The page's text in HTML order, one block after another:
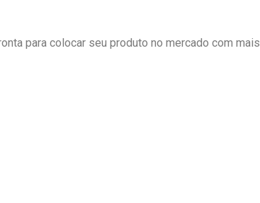
para colocar seu produto no mercado com mais